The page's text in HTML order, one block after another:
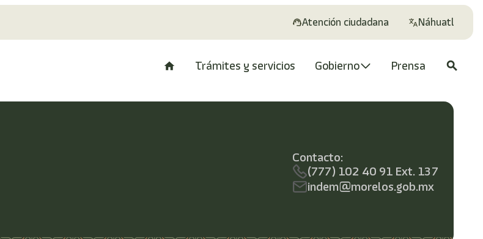
Atención ciudadana Náhuatl
Trámites y servicios Gobierno Prensa search
Contacto:
(777) 102 40 91 Ext. 137
indem@morelos.gob.mx